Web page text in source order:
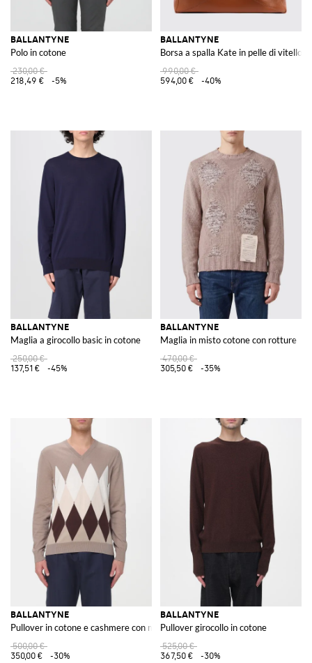
BALLANTYNE
Polo in cotone
230,00 €
218,49 €
-5%
BALLANTYNE
Borsa a spalla Kate in pelle di vitello a
990,00 €
594,00 €
-40%
BALLANTYNE
Maglia a girocollo basic in cotone
250,00 €
137,51 €
-45%
BALLANTYNE
Maglia in misto cotone con rotture
470,00 €
305,50 €
-35%
BALLANTYNE
Pullover in cotone e cashmere con motivo a rombi
500,00 €
350,00 €
-30%
BALLANTYNE
Pullover girocollo in cotone
525,00 €
367,50 €
-30%